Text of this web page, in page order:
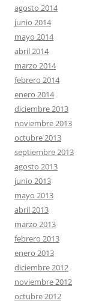
agosto 2014
junio 2014
mayo 2014
abril 2014
marzo 2014
febrero 2014
enero 2014
diciembre 2013
noviembre 2013
octubre 2013
septiembre 2013
agosto 2013
junio 2013
mayo 2013
abril 2013
marzo 2013
febrero 2013
enero 2013
diciembre 2012
noviembre 2012
octubre 2012